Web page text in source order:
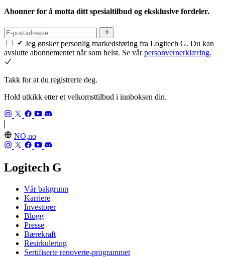
Abonner for å motta ditt spesialtilbud og eksklusive fordeler.
Jeg ønsker personlig markedsføring fra Logitech G. Du kan
avslutte abonnementet når som helst. Se vårpersonvernerklæring.
Takk for at du registrerte deg.
Hold utkikk etter et velkomsttilbud i innboksen din.
NO,no
Logitech G
Vår bakgrunn
Karriere
Investorer
Blogg
Presse
Bærekraft
Resirkulering
Sertifiserte renoverte-programmet